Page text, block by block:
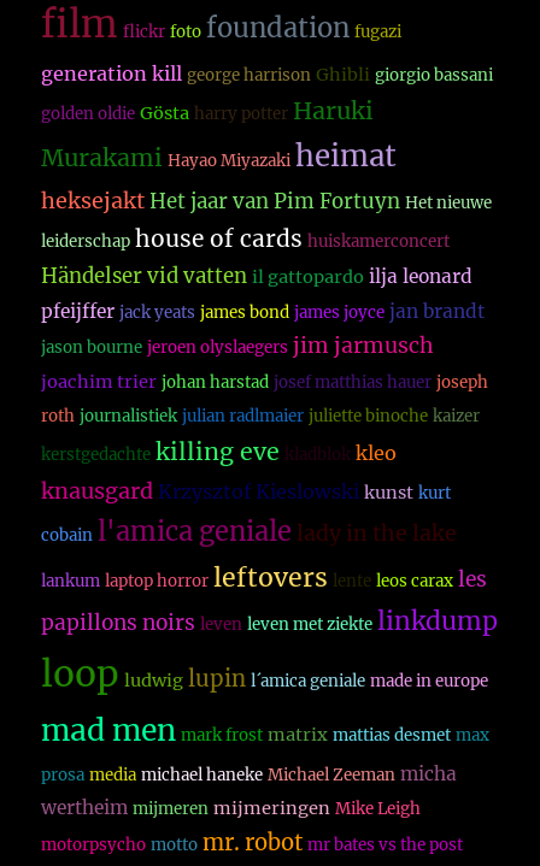
film flickr foto foundation fugazi
generation kill george harrison Ghibli giorgio bassani
golden oldie Gösta harry potter Haruki
Murakami Hayao Miyazaki heimat
heksejakt Het jaar van Pim Fortuyn Het nieuwe
leiderschap house of cards huiskamerconcert
Händelser vid vatten il gattopardo ilja leonard
pfeijffer jack yeats james bond james joyce jan brandt
jason bourne jeroen olyslaegers jim jarmusch
joachim trier johan harstad josef matthias hauer joseph
roth journalistiek julian radlmaier juliette binoche kaizer
kerstgedachte killing eve kladblok kleo
knausgard Krzysztof Kieslowski kunst kurt
cobain l'amica geniale lady in the lake
lankum laptop horror leftovers lente leos carax les
papillons noirs leven leven met ziekte linkdump
loop ludwig lupin l´amica geniale made in europe
mad men mark frost matrix mattias desmet max
prosa media michael haneke Michael Zeeman micha
wertheim mijmeren mijmeringen Mike Leigh
motorpsycho motto mr. robot mr bates vs the post